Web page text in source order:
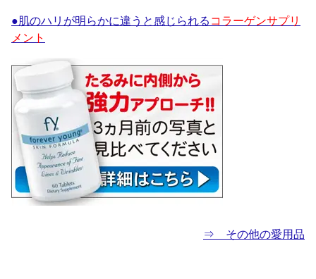
●肌のハリが明らかに違うと感じられる コラーゲンサプリ
メント
⇒ その他の愛用品